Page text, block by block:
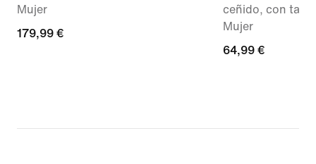
Mujer
179,99 €
179,99 €
ceñido, con talle
Mujer
64,99 €
64,99 €